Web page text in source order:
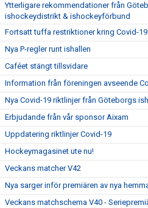
Ytterligare rekommendationer från
ishockeydistrikt & ishockeyförbund
Fortsatt tuffa restriktioner kring Covid-19
Nya P-regler runt ishallen
Caféet stängt tillsvidare
Information från föreningen avseende
Nya Covid-19 riktlinjer från Göteborgs
Erbjudande från vår sponsor Aixam
Uppdatering riktlinjer Covid-19
Hockeymagasinet ute nu!
Veckans matcher V42
Nya sarger inför premiären av nya
Veckans matchschema V40 -